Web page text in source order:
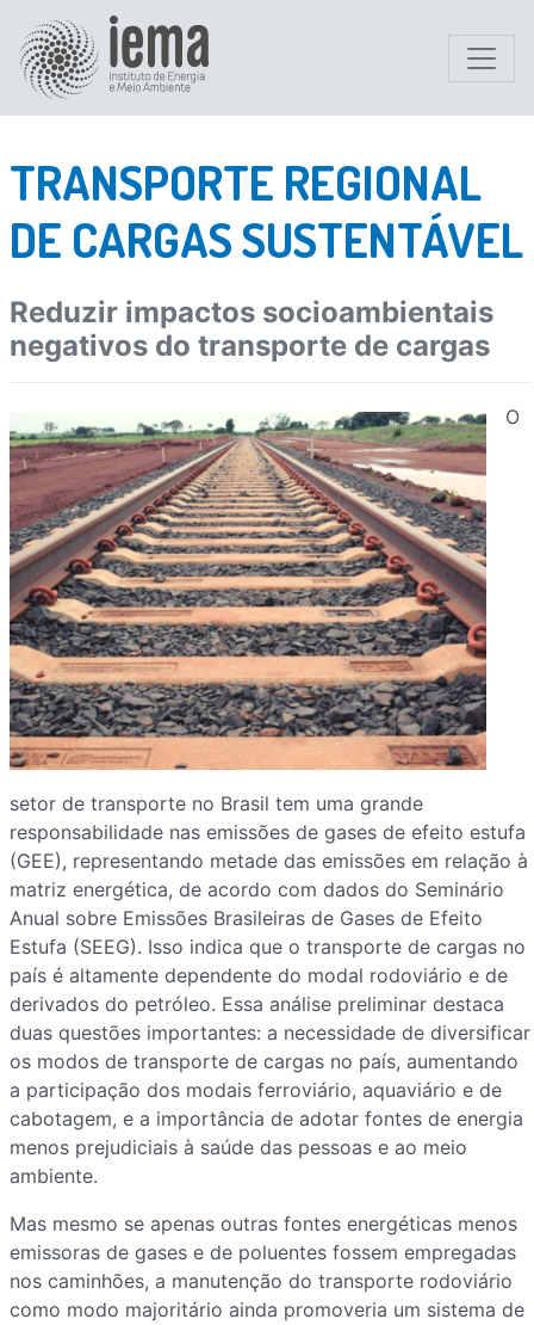
TRANSPORTE REGIONAL
DE CARGAS SUSTENTÁVEL
Reduzir impactos socioambientais
negativos do transporte de cargas
O
setor de transporte no Brasil tem uma grande
responsabilidade nas emissões de gases de efeito estufa
(GEE), representando metade das emissões em relação à
matriz energética, de acordo com dados do Seminário
Anual sobre Emissões Brasileiras de Gases de Efeito
Estufa (SEEG). Isso indica que o transporte de cargas no
país é altamente dependente do modal rodoviário e de
derivados do petróleo. Essa análise preliminar destaca
duas questões importantes: a necessidade de diversificar
os modos de transporte de cargas no país, aumentando
a participação dos modais ferroviário, aquaviário e de
cabotagem, e a importância de adotar fontes de energia
menos prejudiciais à saúde das pessoas e ao meio
ambiente.
Mas mesmo se apenas outras fontes energéticas menos
emissoras de gases e de poluentes fossem empregadas
nos caminhões, a manutenção do transporte rodoviário
como modo majoritário ainda promoveria um sistema de